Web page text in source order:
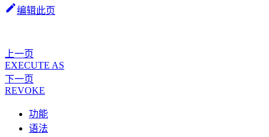
编辑此页
上一页
EXECUTE AS
下一页
REVOKE
功能
语法